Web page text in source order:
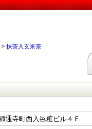
> 抹茶入玄米茶
寺町西入邑粧ビル４Ｆ